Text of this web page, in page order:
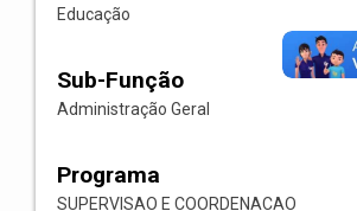
Educação
Sub-Função
Administração Geral
Programa
SUPERVISAO E COORDENACAO